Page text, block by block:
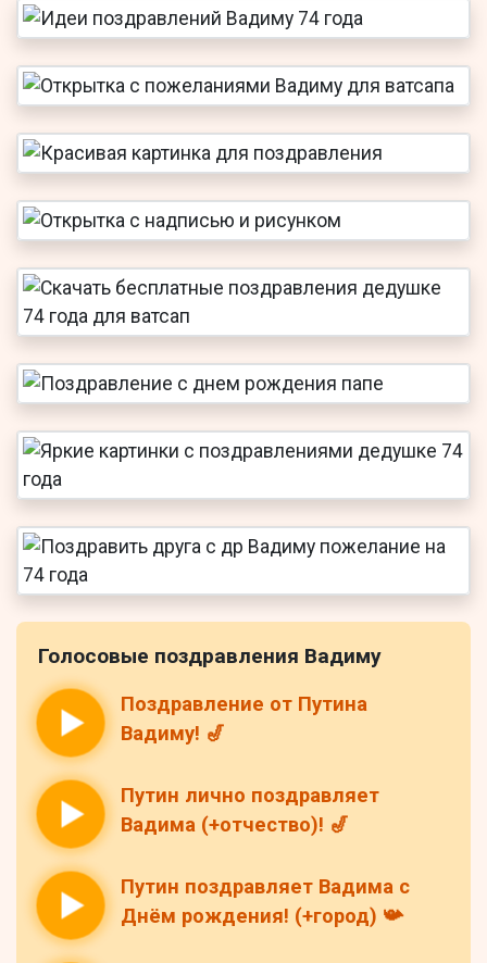
Голосовые поздравления Вадиму
Поздравление от Путина
Вадиму! 🎷
Путин лично поздравляет
Вадима (+отчество)! 🎷
Путин поздравляет Вадима с
Днём рождения! (+город) 📯